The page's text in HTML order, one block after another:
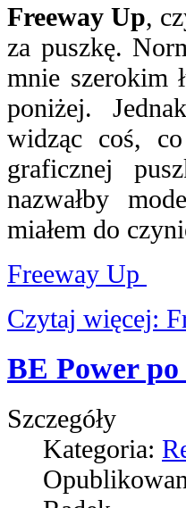
Freeway Up,
za puszkę.
mnie szerokim
poniżej.
widząc coś,
graficznej
nazwałby
miałem do
Freeway Up
Czytaj więcej:
BE Power po
Szczegóły
Kategoria: